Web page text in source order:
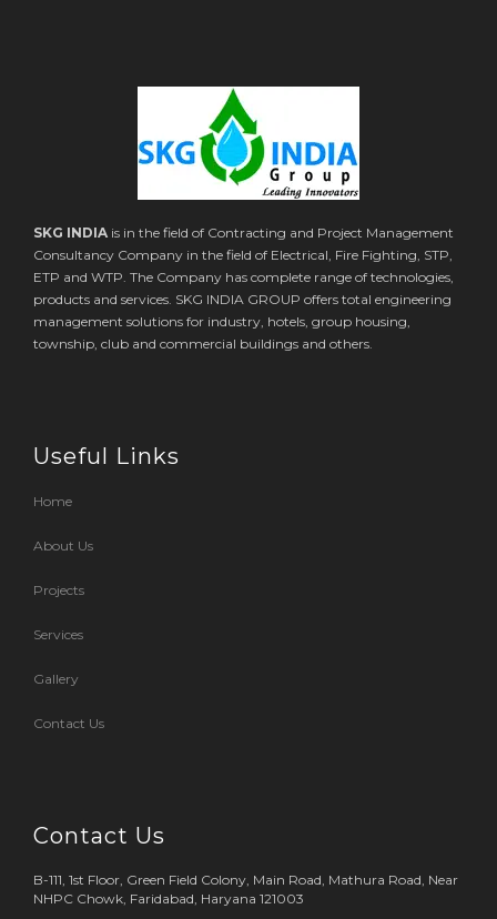
SKG INDIA is in the field of Contracting and Project Management
Consultancy Company in the field of Electrical, Fire Fighting, STP,
ETP and WTP. The Company has complete range of technologies,
products and services. SKG INDIA GROUP offers total engineering
management solutions for industry, hotels, group housing,
township, club and commercial buildings and others.
Useful Links
Home
About Us
Projects
Services
Gallery
Contact Us
Contact Us
B-111, 1st Floor, Green Field Colony, Main Road, Mathura Road, Near
NHPC Chowk, Faridabad, Haryana 121003